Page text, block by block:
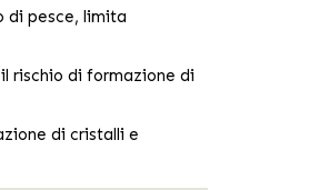
di pesce, limita
rischio di formazione di
di cristalli e